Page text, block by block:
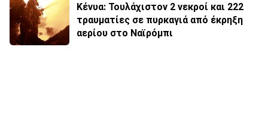
Κένυα: Τουλάχιστον 2 νεκροί και 222
τραυματίες σε πυρκαγιά από έκρηξη
αερίου στο Ναϊρόμπι